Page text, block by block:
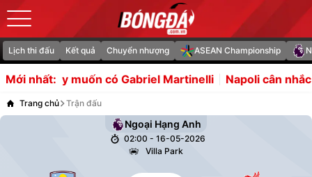
Lịch thi đấu Kết quả Chuyển nhượng ASEAN Championship
Mới nhất:
muốn có Gabriel Martinelli Napoli cân nhắc chiêu mộ
Trang chủ Trận đấu
Ngoại Hạng Anh
02:00 - 16-05-2026
Villa Park